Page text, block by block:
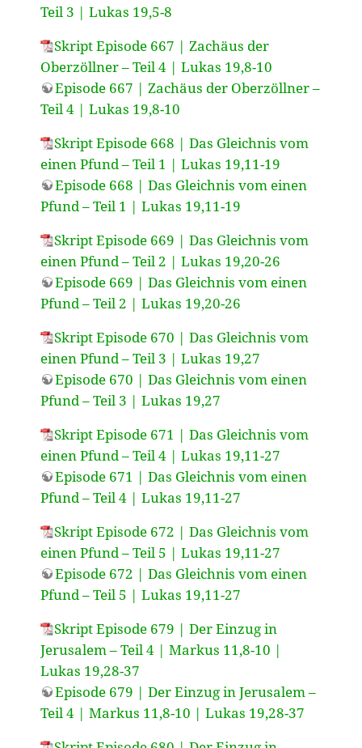
Teil 3 | Lukas 19,5-8
Skript Episode 667 | Zachäus der
Oberzöllner – Teil 4 | Lukas 19,8-10
Episode 667 | Zachäus der Oberzöllner –
Teil 4 | Lukas 19,8-10
Skript Episode 668 | Das Gleichnis vom
einen Pfund – Teil 1 | Lukas 19,11-19
Episode 668 | Das Gleichnis vom einen
Pfund – Teil 1 | Lukas 19,11-19
Skript Episode 669 | Das Gleichnis vom
einen Pfund – Teil 2 | Lukas 19,20-26
Episode 669 | Das Gleichnis vom einen
Pfund – Teil 2 | Lukas 19,20-26
Skript Episode 670 | Das Gleichnis vom
einen Pfund – Teil 3 | Lukas 19,27
Episode 670 | Das Gleichnis vom einen
Pfund – Teil 3 | Lukas 19,27
Skript Episode 671 | Das Gleichnis vom
einen Pfund – Teil 4 | Lukas 19,11-27
Episode 671 | Das Gleichnis vom einen
Pfund – Teil 4 | Lukas 19,11-27
Skript Episode 672 | Das Gleichnis vom
einen Pfund – Teil 5 | Lukas 19,11-27
Episode 672 | Das Gleichnis vom einen
Pfund – Teil 5 | Lukas 19,11-27
Skript Episode 679 | Der Einzug in
Jerusalem – Teil 4 | Markus 11,8-10 |
Lukas 19,28-37
Episode 679 | Der Einzug in Jerusalem –
Teil 4 | Markus 11,8-10 | Lukas 19,28-37